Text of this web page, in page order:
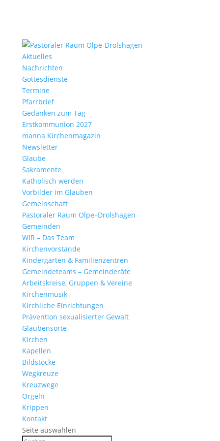
Aktu­elles
Nach­richten
Gottes­dienste
Termine
Pfarr­brief
Gedanken zum Tag
Erst­kom­mu­nion 2027
manna Kirchen­ma­gazin
News­letter
Glaube
Sakra­mente
Katho­lisch werden
Vorbilder im Glauben
Gemein­schaft
Pasto­raler Raum Olpe–Drolshagen
Gemeinden
WIR – Das Team
Kirchen­vor­stände
Kinder­gärten & Familienzentren
Gemein­de­teams – Gemeinderäte
Arbeits­kreise, Gruppen & Vereine
Kirchen­musik
Kirch­liche Einrichtungen
Präven­tion sexua­li­sierter Gewalt
Glau­ben­s­orte
Kirchen
Kapellen
Bild­stöcke
Wegkreuze
Kreuz­wege
Orgeln
Krippen
Kontakt
Seite auswählen